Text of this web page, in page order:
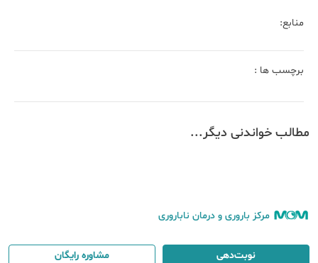
منابع:
برچسب ها :
مطالب خواندنی دیگر...
مرکز باروری و درمان ناباروری
نوبت‌دهی مشاوره رایگان